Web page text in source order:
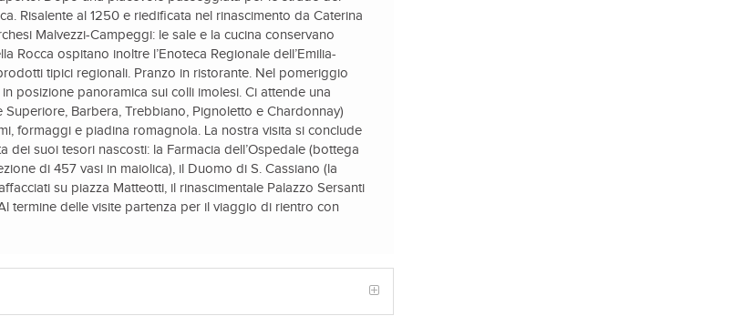
Risalente al 1250 e riedificata nel rinascimento da Caterina
Malvezzi-Campeggi: le sale e la cucina conservano
Rocca ospitano inoltre l’Enoteca Regionale dell’Emilia-
tipici regionali. Pranzo in ristorante. Nel pomeriggio
posizione panoramica sui colli imolesi. Ci attende una
Barbera, Trebbiano, Pignoletto e Chardonnay)
formaggi e piadina romagnola. La nostra visita si conclude
dei suoi tesori nascosti: la Farmacia dell’Ospedale (bottega
di 457 vasi in maiolica), il Duomo di S. Cassiano (la
su piazza Matteotti, il rinascimentale Palazzo Sersanti
termine delle visite partenza per il viaggio di rientro con